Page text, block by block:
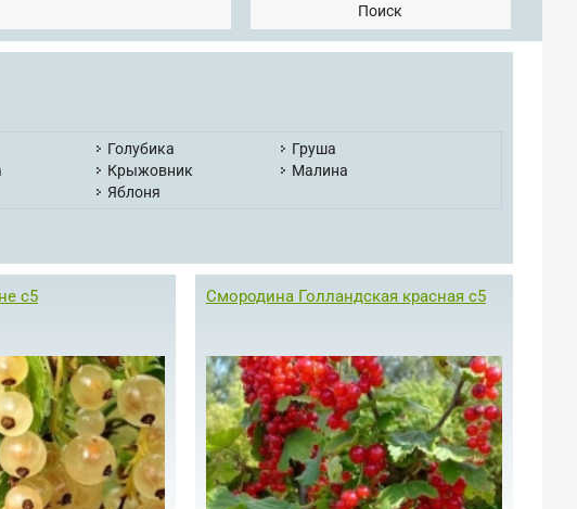
Поиск
Голубика
Груша
Крыжовник
Малина
Яблоня
с5 Смородина Голландская красная с5